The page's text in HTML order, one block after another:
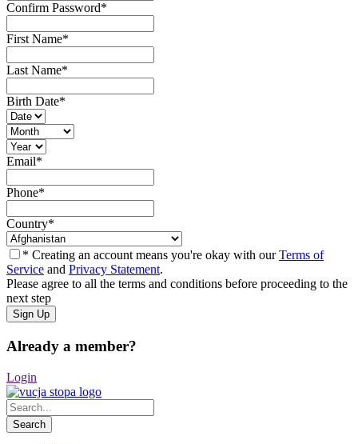
Confirm Password*
First Name*
Last Name*
Birth Date*
Email*
Phone*
Country*
* Creating an account means you're okay with ourTerms of
Service and Privacy Statement.
Please agree to all the terms and conditions before proceeding to the
next step
Already a member?
Login